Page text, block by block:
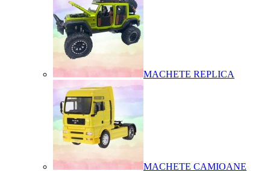
MACHETE REPLICA
MACHETE CAMIOANE